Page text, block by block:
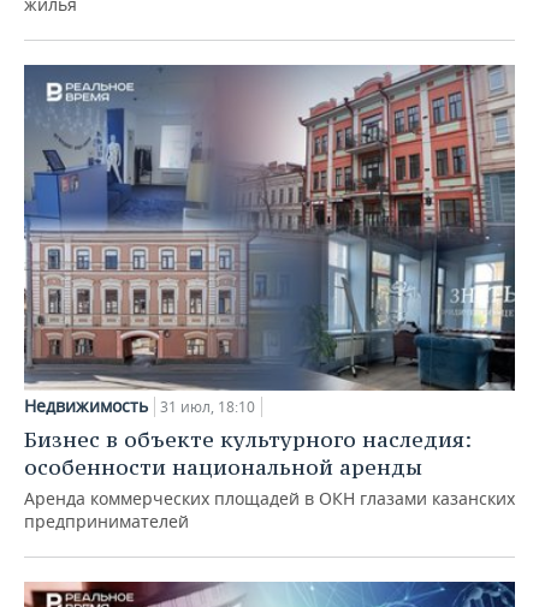
Недвижимость 31 июл, 18:10
Бизнес в объекте культурного наследия:
особенности национальной аренды
Аренда коммерческих площадей в ОКН глазами казанских
предпринимателей